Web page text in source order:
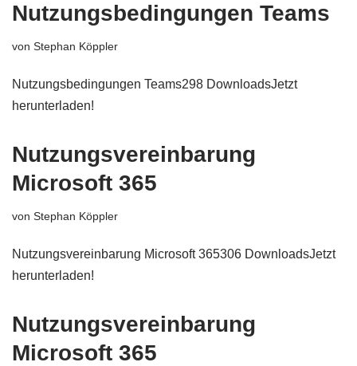
Nutzungsbedingungen Teams
von Stephan Köppler
Nutzungsbedingungen Teams298 DownloadsJetzt
herunterladen!
Nutzungsvereinbarung
Microsoft 365
von Stephan Köppler
Nutzungsvereinbarung Microsoft 365306 DownloadsJetzt
herunterladen!
Nutzungsvereinbarung
Microsoft 365